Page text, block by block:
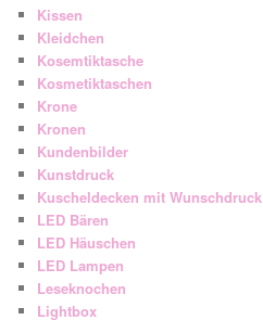
Kissen
Kleidchen
Kosemtiktasche
Kosmetiktaschen
Krone
Kronen
Kundenbilder
Kunstdruck
Kuscheldecken mit Wunschdruck
LED Bären
LED Häuschen
LED Lampen
Leseknochen
Lightbox